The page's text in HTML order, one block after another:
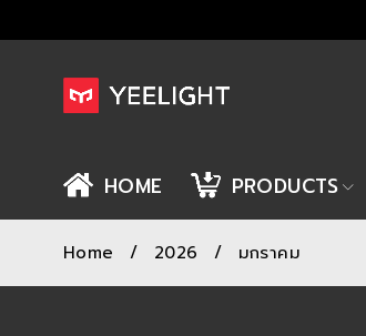
HOME PRODUCTS
Home / 2026 / มกราคม